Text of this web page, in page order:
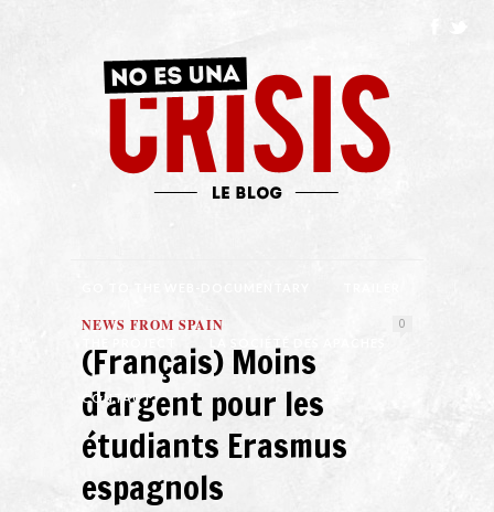
CONTACT
NEWS FROM SPAIN 0
(Français) Moins
d’argent pour les
étudiants Erasmus
espagnols